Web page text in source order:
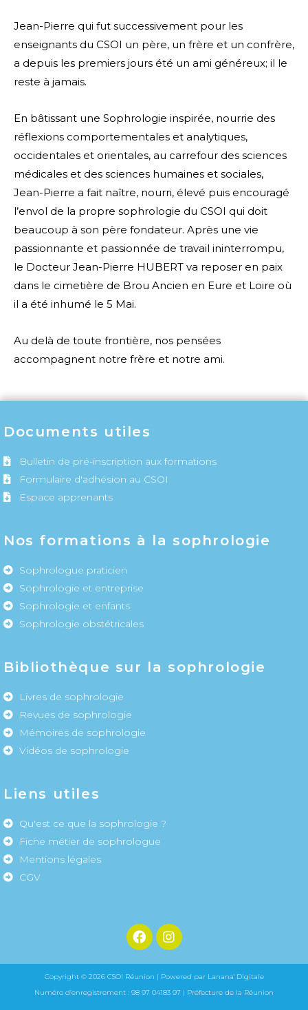
Jean-Pierre qui fut successivement pour les
enseignants du CSOI un père, un frère et un confrère,
a depuis les premiers jours été un ami généreux; il le
reste à jamais.
En bâtissant une Sophrologie inspirée, nourrie des
réflexions comportementales et analytiques,
occidentales et orientales, au carrefour des sciences
médicales et des sciences humaines et sociales,
Jean-Pierre a fait naître, nourri, élevé puis encouragé
l’envol de la propre sophrologie du CSOI qui doit
beaucoup à son père fondateur. Après une vie
passionnante et passionnée de travail ininterrompu,
le Docteur Jean-Pierre HUBERT va reposer en paix
dans le cimetière de Brou Ancien en Eure et Loire où
il a été inhumé le 5 Mai.
Au delà de toute frontière, nos pensées
accompagnent notre frère et notre ami.
Documents utiles
Bulletin de pré-inscription aux formations
Formulaire d'adhésion au CSOI
Espace apprenants
Nos formations à la sophrologie
Sophrologue praticien
Sophrologie et entreprise
Sophrologie et enfants
Sophrologie obstétricales
Bibliothèque sur la sophrologie
Livres de sophrologie
Revues de sophrologie
Mémoires de sophrologie
Vidéos de sophrologie
Liens utiles
Qu'est ce que la sophrologie ?
Fiche métier de sophrologue
Mentions légales
CGV
Copyright © 2026 CSOI Réunion | Powered par Lanana' Digitale
Numéro d’enregistrement : 98 97 04183 97 | Préfecture de la Réunion